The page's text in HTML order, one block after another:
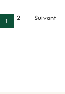
1 2 Suivant